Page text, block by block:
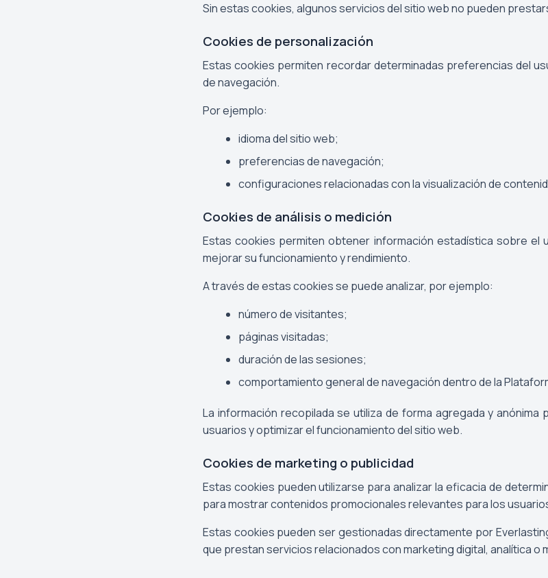
Sin estas cookies, algunos servicios del sitio web no pueden
Cookies de personalización
Estas cookies permiten recordar determinadas preferencias del
de navegación.
Por ejemplo:
idioma del sitio web;
preferencias de navegación;
configuraciones relacionadas con la visualización de
Cookies de análisis o medición
Estas cookies permiten obtener información estadística sobre el
mejorar su funcionamiento y rendimiento.
A través de estas cookies se puede analizar, por ejemplo:
número de visitantes;
páginas visitadas;
duración de las sesiones;
comportamiento general de navegación dentro de la
La información recopilada se utiliza de forma agregada y anónima
usuarios y optimizar el funcionamiento del sitio web.
Cookies de marketing o publicidad
Estas cookies pueden utilizarse para analizar la eficacia de
para mostrar contenidos promocionales relevantes para los
Estas cookies pueden ser gestionadas directamente por
que prestan servicios relacionados con marketing digital, analítica o